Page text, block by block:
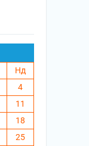
Нд
4
11
18
25